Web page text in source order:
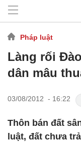
Pháp luật
Làng rối
dân mâu
03/08/2012 - 16:22
Thôn bán đất
luật, đất chưa